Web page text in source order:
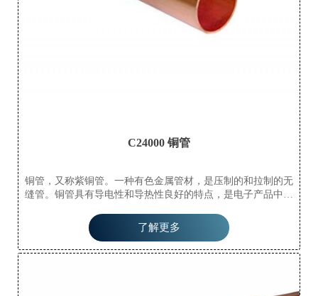
C24000 铜管
铜管，又称紫铜管。一种有色金属管材，是压制的和拉制的无
缝管。铜管具有导电性和导热性良好的特点，是电子产品中导
住宅商品房中安装水管、供暖和制冷管道的首选。铜管具有很
强的耐腐蚀性，不易氧化，不易与一些液态物质发生化学反
应，易于弯曲和成型。
了解更多